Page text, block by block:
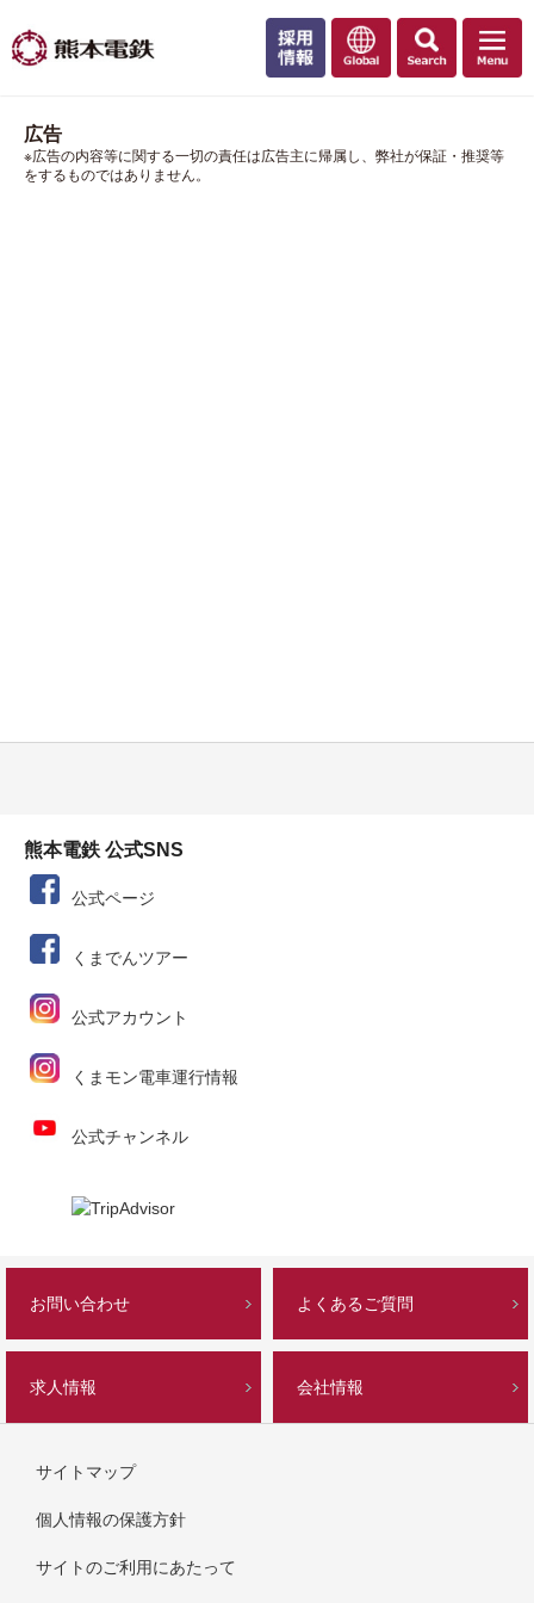
広告
※広告の内容等に関する一切の責任は広告主に帰属し、弊社が保証・推奨等
をするものではありません。
熊本電鉄 公式SNS
公式ページ
くまでんツアー
公式アカウント
くまモン電車運行情報
公式チャンネル
お問い合わせ よくあるご質問
求人情報 会社情報
サイトマップ
個人情報の保護方針
サイトのご利用にあたって